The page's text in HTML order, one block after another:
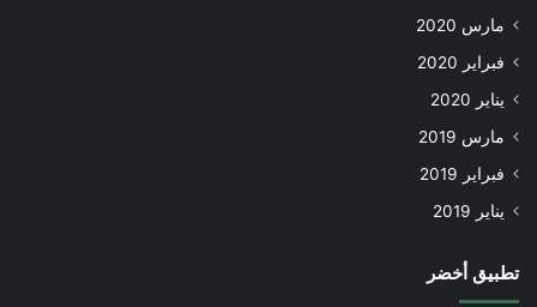
مارس 2020
فبراير 2020
يناير 2020
مارس 2019
فبراير 2019
يناير 2019
تطبيق أخضر